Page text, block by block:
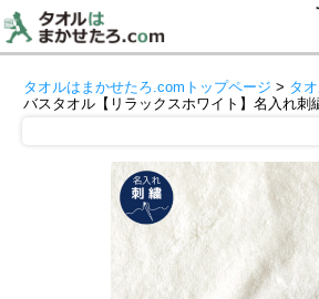
タオルはまかせたろ.comトップページ > タ
バスタオル【リラックスホワイト】名入れ刺